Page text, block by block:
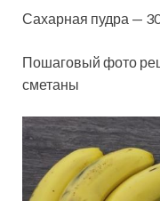
Сахарная пудра — 30
Пошаговый фото
сметаны